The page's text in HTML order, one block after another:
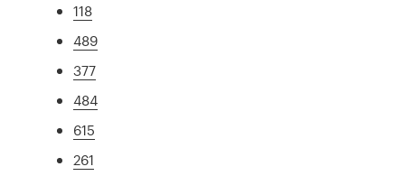
118
489
377
484
615
261